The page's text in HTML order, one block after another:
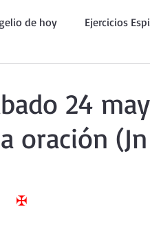
de hoy Ejercicios
y Coronilla Oraciones
24
oración (Jn
✠